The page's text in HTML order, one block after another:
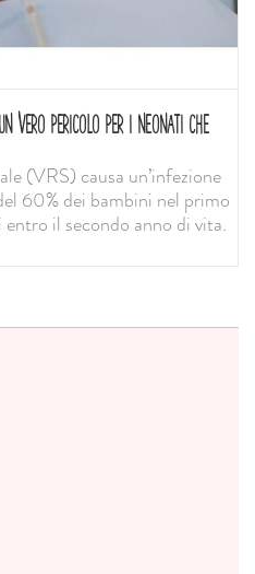
VERO PERICOLO PER I NEONATI CHE
(VRS) causa un’infezione
60% dei bambini nel primo
il secondo anno di vita.